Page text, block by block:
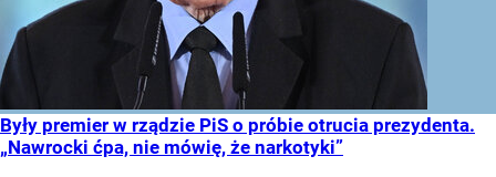
Były premier w rządzie PiS o próbie otrucia prezydenta.
„Nawrocki ćpa, nie mówię, że narkotyki”